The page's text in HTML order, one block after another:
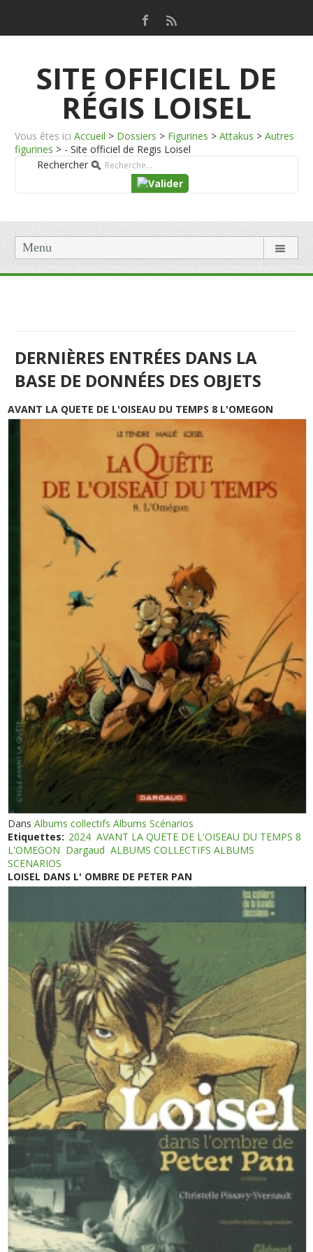
SITE OFFICIEL DE
RÉGIS LOISEL
Vous êtes ici Accueil > Dossiers > Figurines > Attakus > Autres
figurines > - Site officiel de Regis Loisel
Rechercher
Menu
DERNIÈRES ENTRÉES DANS LA
BASE DE DONNÉES DES OBJETS
AVANT LA QUETE DE L'OISEAU DU TEMPS 8 L'OMEGON
DansAlbums collectifs Albums Scénarios
Etiquettes: 2024 AVANT LA QUETE DE L'OISEAU DU TEMPS 8
L'OMEGON Dargaud ALBUMS COLLECTIFS ALBUMS
SCENARIOS
LOISEL DANS L' OMBRE DE PETER PAN